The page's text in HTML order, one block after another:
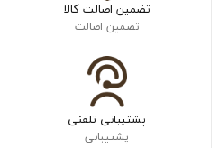
تضمین اصالت کالا
تضمین اصالت
پشتیبانی تلفنی
پشتیبانی